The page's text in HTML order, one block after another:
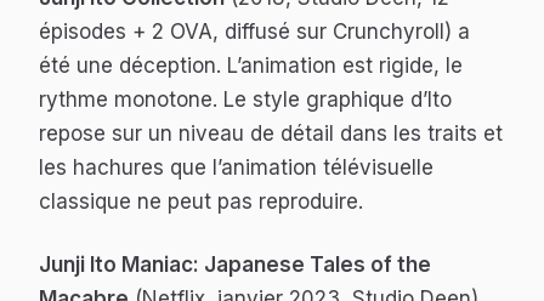
épisodes + 2 OVA, diffusé sur Crunchyroll) a
été une déception. L’animation est rigide, le
rythme monotone. Le style graphique d’Ito
repose sur un niveau de détail dans les traits et
les hachures que l’animation télévisuelle
classique ne peut pas reproduire.
Junji Ito Maniac: Japanese Tales of the